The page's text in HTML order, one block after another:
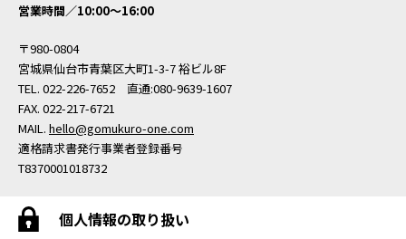
営業時間／10:00〜16:00
〒980-0804
宮城県仙台市青葉区大町1-3-7 裕ビル8F
TEL. 022-226-7652 直通:080-9639-1607
FAX. 022-217-6721
MAIL. hello@gomukuro-one.com
適格請求書発行事業者登録番号
T8370001018732
個人情報の取り扱い